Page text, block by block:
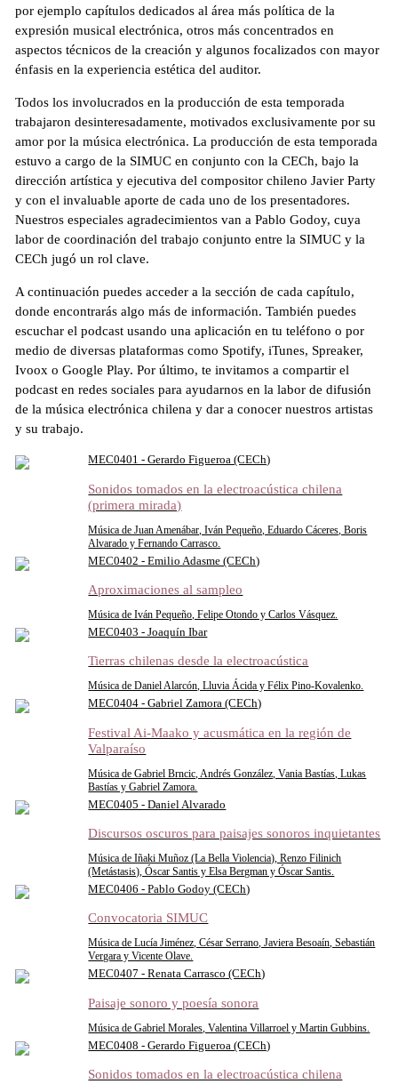
por ejemplo capítulos dedicados al área más política de la
expresión musical electrónica, otros más concentrados en
aspectos técnicos de la creación y algunos focalizados con mayor
énfasis en la experiencia estética del auditor.
Todos los involucrados en la producción de esta temporada
trabajaron desinteresadamente, motivados exclusivamente por su
amor por la música electrónica. La producción de esta temporada
estuvo a cargo de la SIMUC en conjunto con la CECh, bajo la
dirección artística y ejecutiva del compositor chileno Javier Party
y con el invaluable aporte de cada uno de los presentadores.
Nuestros especiales agradecimientos van a Pablo Godoy, cuya
labor de coordinación del trabajo conjunto entre la SIMUC y la
CECh jugó un rol clave.
A continuación puedes acceder a la sección de cada capítulo,
donde encontrarás algo más de información. También puedes
escuchar el podcast usando una aplicación en tu teléfono o por
medio de diversas plataformas como Spotify, iTunes, Spreaker,
Ivoox o Google Play. Por último, te invitamos a compartir el
podcast en redes sociales para ayudarnos en la labor de difusión
de la música electrónica chilena y dar a conocer nuestros artistas
y su trabajo.
MEC0401 - Gerardo Figueroa (CECh)
Sonidos tomados en la electroacústica chilena
(primera mirada)
Música de Juan Amenábar, Iván Pequeño, Eduardo Cáceres, Boris
Alvarado y Fernando Carrasco.
MEC0402 - Emilio Adasme (CECh)
Aproximaciones al sampleo
Música de Iván Pequeño, Felipe Otondo y Carlos Vásquez.
MEC0403 - Joaquín Ibar
Tierras chilenas desde la electroacústica
Música de Daniel Alarcón, Lluvia Ácida y Félix Pino-Kovalenko.
MEC0404 - Gabriel Zamora (CECh)
Festival Ai-Maako y acusmática en la región de
Valparaíso
Música de Gabriel Brncic, Andrés González, Vania Bastías, Lukas
Bastías y Gabriel Zamora.
MEC0405 - Daniel Alvarado
Discursos oscuros para paisajes sonoros inquietantes
Música de Iñaki Muñoz (La Bella Violencia), Renzo Filinich
(Metástasis), Óscar Santis y Elsa Bergman y Óscar Santis.
MEC0406 - Pablo Godoy (CECh)
Convocatoria SIMUC
Música de Lucía Jiménez, César Serrano, Javiera Besoaín, Sebastián
Vergara y Vicente Olave.
MEC0407 - Renata Carrasco (CECh)
Paisaje sonoro y poesía sonora
Música de Gabriel Morales, Valentina Villarroel y Martin Gubbins.
MEC0408 - Gerardo Figueroa (CECh)
Sonidos tomados en la electroacústica chilena